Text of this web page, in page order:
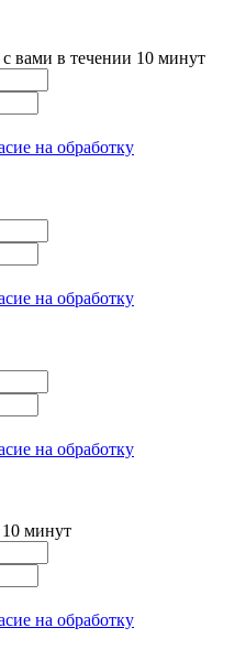
вами в течении 10 минут
на обработку
на обработку
на обработку
минут
на обработку